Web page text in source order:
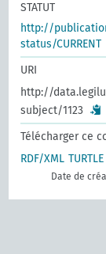
STATUT
http://
status/CURRENT
URI
http://
subject/1123
Télécharger ce
RDF/XML TURTLE
Date de